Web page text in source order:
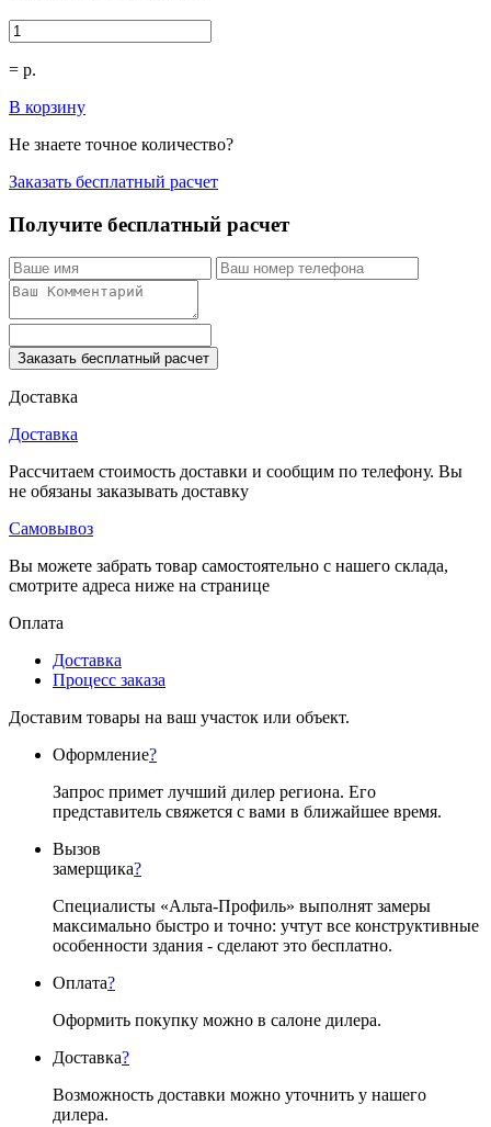
= р.
В корзину
Не знаете точное количество?
Заказать бесплатный расчет
Получите бесплатный расчет
Заказать бесплатный расчет
Доставка
Доставка
Рассчитаем стоимость доставки и сообщим по телефону. Вы
не обязаны заказывать доставку
Самовывоз
Вы можете забрать товар самостоятельно с нашего склада,
смотрите адреса ниже на странице
Оплата
Доставка
Процесс заказа
Доставим товары на ваш участок или объект.
Оформление?
Запрос примет лучший дилер региона. Его
представитель свяжется с вами в ближайшее время.
Вызов
замерщика?
Специалисты «Альта-Профиль» выполнят замеры
максимально быстро и точно: учтут все конструктивные
особенности здания - сделают это бесплатно.
Оплата?
Оформить покупку можно в салоне дилера.
Доставка?
Возможность доставки можно уточнить у нашего
дилера.